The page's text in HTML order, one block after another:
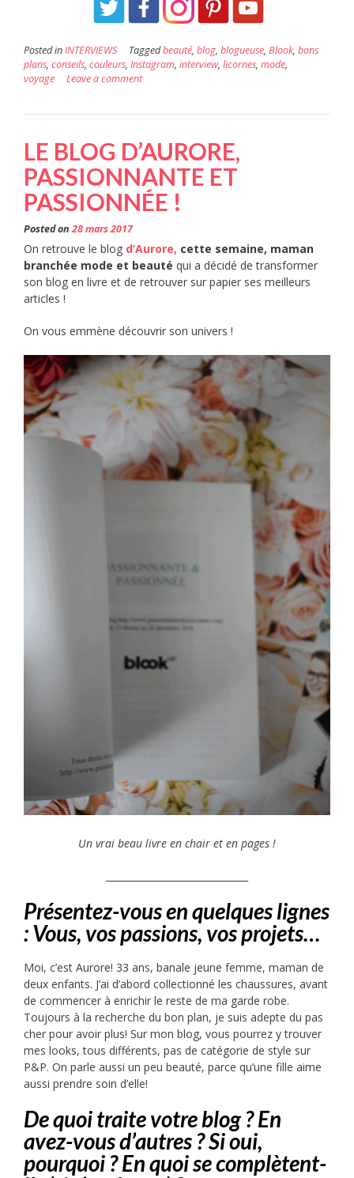
Posted inINTERVIEWS Taggedbeauté, blog, blogueuse, Blook, bons
plans, conseils, couleurs, Instagram, interview, licornes, mode,
voyage
Leave a comment
LE BLOG D’AURORE,
PASSIONNANTE ET
PASSIONNÉE !
Posted on28 mars 2017
On retrouve le blog d’Aurore, cette semaine, maman
branchée mode et beauté qui a décidé de transformer
son blog en livre et de retrouver sur papier ses meilleurs
articles !
On vous emmène découvrir son univers !
Un vrai beau livre en chair et en pages !
Présentez-vous en quelques lignes
: Vous, vos passions, vos projets…
Moi, c’est Aurore! 33 ans, banale jeune femme, maman de
deux enfants. J’ai d’abord collectionné les chaussures, avant
de commencer à enrichir le reste de ma garde robe.
Toujours à la recherche du bon plan, je suis adepte du pas
cher pour avoir plus! Sur mon blog, vous pourrez y trouver
mes looks, tous différents, pas de catégorie de style sur
P&P. On parle aussi un peu beauté, parce qu’une fille aime
aussi prendre soin d’elle!
De quoi traite votre blog ? En
avez-vous d’autres ? Si oui,
pourquoi ?En quoi se complètent-